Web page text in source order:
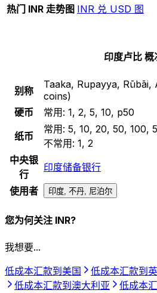
热门 INR 走势图 INR 兑 USD 图
印度卢比 概
别称
Taaka, Rupayya,
coins)
硬币
常用: ₹1, ₹2, ₹5, ₹10, p50
纸币
常用: ₹5, ₹10, ₹20, ₹50,
不常用: ₹1, ₹2
中央银
行
印度储备银行
使用者
印度, 不丹, 尼泊尔
您为何关注 INR?
我想要...
低成本汇款到美国
低成本汇款到
低成本汇款到澳大利亚
低成本